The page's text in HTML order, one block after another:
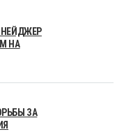
НА
ЗА